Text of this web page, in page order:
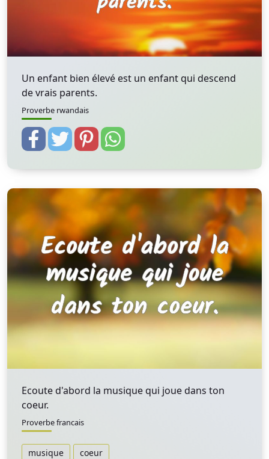
Un enfant bien élevé est un enfant qui descend
de vrais parents.
Proverbe rwandais
Ecoute d'abord la musique qui joue dans ton
coeur.
Proverbe francais
musique coeur